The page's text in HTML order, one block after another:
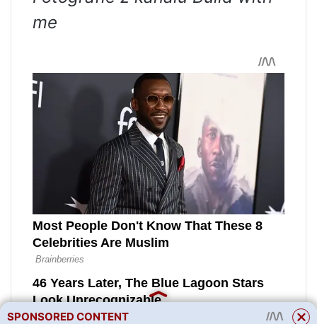
me
SPONSORED CONTENT